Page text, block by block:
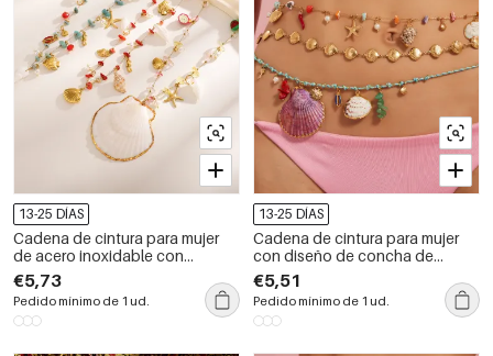
13-25 DÍAS
Cadena de cintura para mujer
de acero inoxidable con
conchas de vacaciones y
piedra natural, 1 pieza
€5,73
Pedido mínimo de 1 ud.
13-25 DÍAS
Cadena de cintura para mujer
con diseño de concha de
océano de acero inoxidable de
1 pieza
€5,51
Pedido mínimo de 1 ud.